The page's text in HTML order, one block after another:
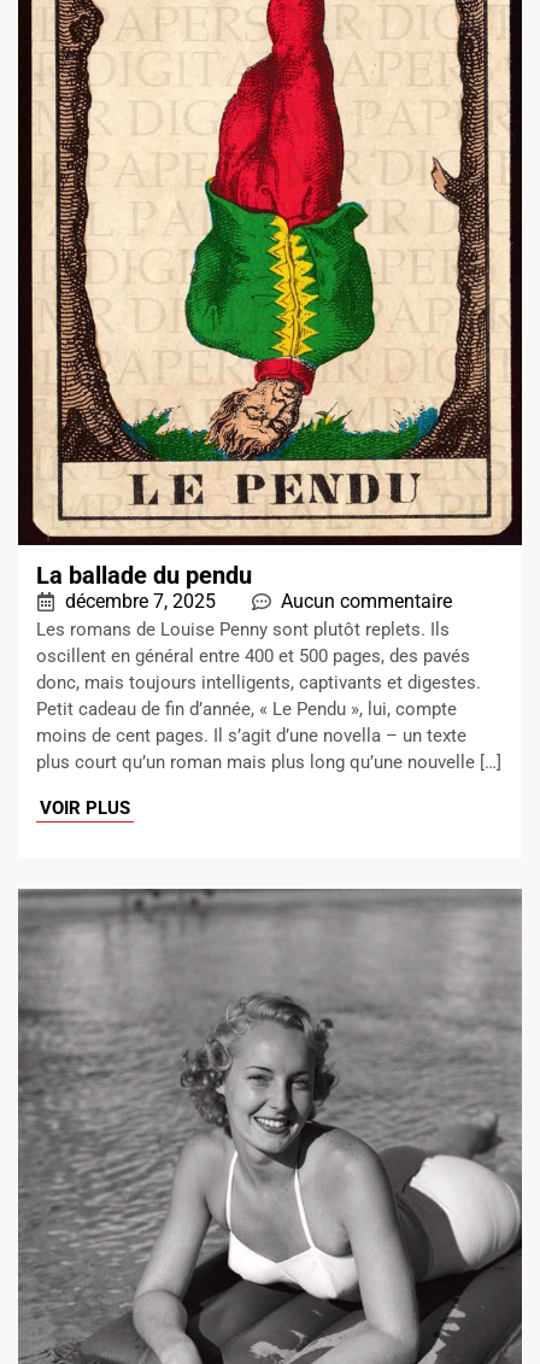
La ballade du pendu
décembre 7, 2025 Aucun commentaire
Les romans de Louise Penny sont plutôt replets. Ils
oscillent en général entre 400 et 500 pages, des pavés
donc, mais toujours intelligents, captivants et digestes.
Petit cadeau de fin d’année, « Le Pendu », lui, compte
moins de cent pages. Il s’agit d’une novella – un texte
plus court qu’un roman mais plus long qu’une nouvelle […]
VOIR PLUS